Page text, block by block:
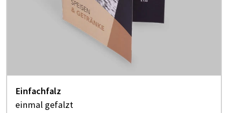
Einfachfalz
einmal gefalzt